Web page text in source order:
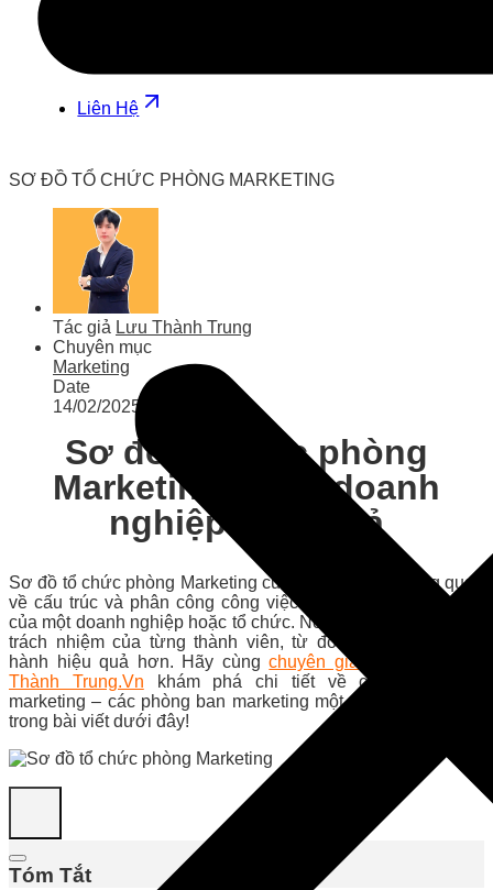
Liên Hệ
SƠ ĐỒ TỔ CHỨC PHÒNG MARKETING
Tác giả Lưu Thành Trung
Chuyên mục
Marketing
Date
14/02/2025
Sơ đồ tổ chức phòng
Marketing trong doanh
nghiệp hiệu quả
Sơ đồ tổ chức phòng Marketing cung cấp cái nhìn tổng quan
về cấu trúc và phân công công việc trong phòng Marketing
của một doanh nghiệp hoặc tổ chức. Nó làm rõ các vai trò và
trách nhiệm của từng thành viên, từ đó giúp công ty vận
hành hiệu quả hơn. Hãy cùngchuyên gia marketing Lưu
Thành Trung.Vn khám phá chi tiết về cơ cấu phòng
marketing – các phòng ban marketing một cách chi tiết nhất
trong bài viết dưới đây!
Tóm Tắt